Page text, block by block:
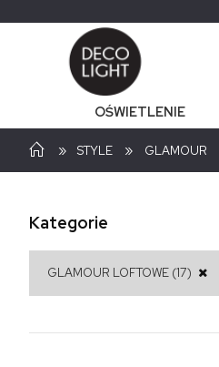
OŚWIETLENIE
» STYLE » GLAMOUR
Kategorie
GLAMOUR LOFTOWE (17)